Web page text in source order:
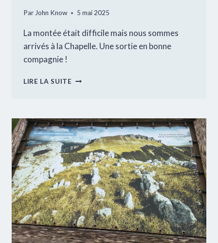
ParJohn Know 5 mai 2025
La montée était difficile mais nous sommes
arrivés à la Chapelle. Une sortie en bonne
compagnie !
LIRE LA SUITE RANDONNÉE
SAINT
MÉDARD